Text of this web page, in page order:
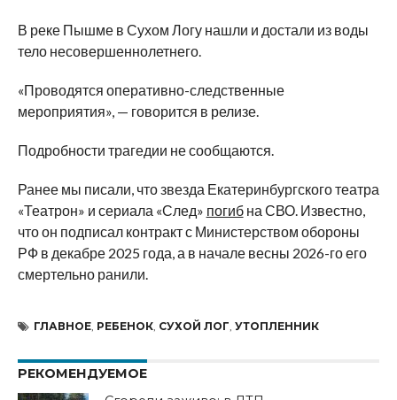
В реке Пышме в Сухом Логу нашли и достали из воды
тело несовершеннолетнего.
«Проводятся оперативно-следственные
мероприятия», — говорится в релизе.
Подробности трагедии не сообщаются.
Ранее мы писали, что звезда Екатеринбургского театра
«Театрон» и сериала «След» погибна СВО. Известно,
что он подписал контракт с Министерством обороны
РФ в декабре 2025 года, а в начале весны 2026-го его
смертельно ранили.
ГЛАВНОЕ, РЕБЕНОК, СУХОЙ ЛОГ УТОПЛЕННИК
РЕКОМЕНДУЕМОЕ